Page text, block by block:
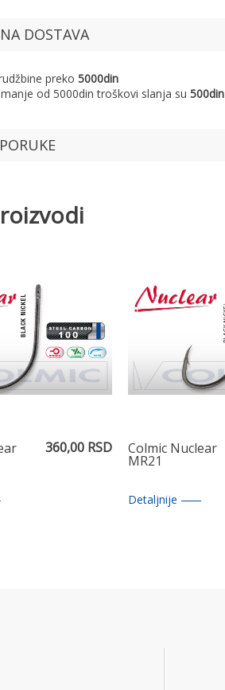
DOSTAVA
preko 5000din
od 5000din troškovi slanja su 500din
360,00 RSD Colmic Nuclear
MR21
Detaljnije